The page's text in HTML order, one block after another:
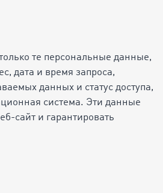
те персональные данные,
дата и время запроса,
данных и статус доступа,
система. Эти данные
сайт и гарантировать